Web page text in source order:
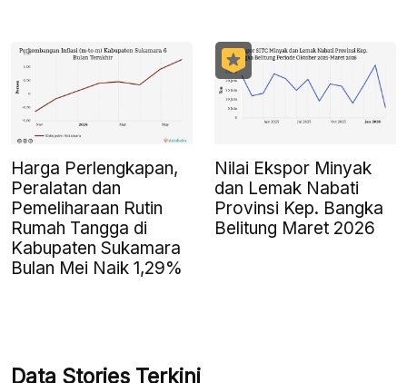
Harga Perlengkapan,
Peralatan dan
Pemeliharaan Rutin
Rumah Tangga di
Kabupaten Sukamara
Bulan Mei Naik 1,29%
Nilai Ekspor Minyak
dan Lemak Nabati
Provinsi Kep. Bangka
Belitung Maret 2026
Data Stories Terkini